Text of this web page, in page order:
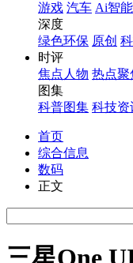
游戏 汽车 Ai智能
深度
绿色环保 原创
时评
焦点人物 热点聚
图集
科普图集 科技资
首页
综合信息
数码
正文